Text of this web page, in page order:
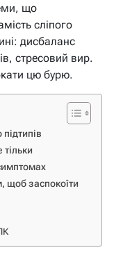
що
сліпого
дисбаланс
стресовий вир.
цю бурю.
щоб заспокоїти